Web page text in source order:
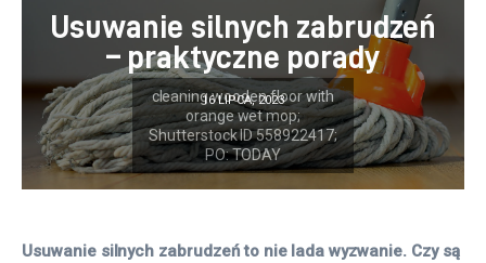
Dom i ogród
Uroda
Zdrowie
Więcej
Usuwanie silnych zabrudzeń
– praktyczne porady
16 LIPCA, 2023
Usuwanie silnych zabrudzeń to nie lada wyzwanie. Czy są